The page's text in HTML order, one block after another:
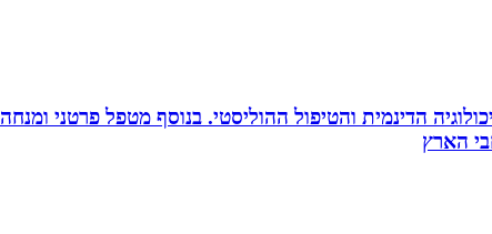
הדינמית והטיפול ההוליסטי. בנוסף מטפל פרטני ומנחה